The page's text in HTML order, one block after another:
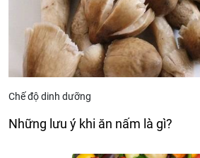
Chế độ dinh dưỡng
Những lưu ý khi ăn nấm là gì?